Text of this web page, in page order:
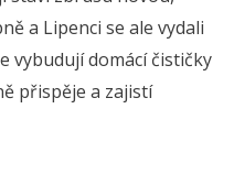
a Lipenci se ale vydali
vybudují domácí čističky
přispěje a zajistí